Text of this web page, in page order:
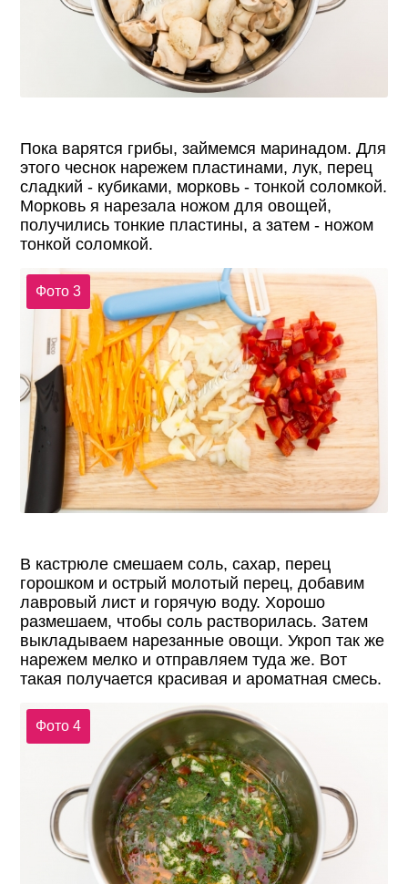
Пока варятся грибы, займемся маринадом. Для
этого чеснок нарежем пластинами, лук, перец
сладкий - кубиками, морковь - тонкой соломкой.
Морковь я нарезала ножом для овощей,
получились тонкие пластины, а затем - ножом
тонкой соломкой.
Фото 3
В кастрюле смешаем соль, сахар, перец
горошком и острый молотый перец, добавим
лавровый лист и горячую воду. Хорошо
размешаем, чтобы соль растворилась. Затем
выкладываем нарезанные овощи. Укроп так же
нарежем мелко и отправляем туда же. Вот
такая получается красивая и ароматная смесь.
Фото 4